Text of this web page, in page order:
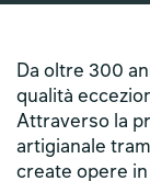
Da oltre 300
qualità
Attraverso la
artigianale
create opere